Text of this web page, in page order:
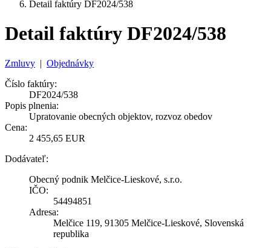
Detail faktúry DF2024/538
Detail faktúry DF2024/538
Zmluvy | Objednávky
Číslo faktúry:
DF2024/538
Popis plnenia:
Upratovanie obecných objektov, rozvoz obedov
Cena:
2 455,65 EUR
Dodávateľ:
Obecný podnik Melčice-Lieskové, s.r.o.
IČO:
54494851
Adresa:
Melčice 119, 91305 Melčice-Lieskové, Slovenská
republika